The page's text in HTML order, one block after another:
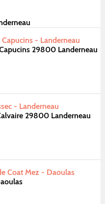
Capucins - Landerneau
29800 Landerneau
- Landerneau
29800 Landerneau
Coat Mez - Daoulas